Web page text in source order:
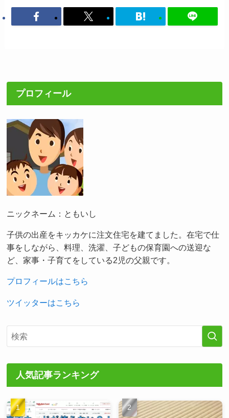
プロフィール
ニックネーム：ともいし
子供の出産をキッカケに注文住宅を建てました。在宅で仕
事をしながら、料理、洗濯、子どもの保育園への送迎な
ど、家事・子育てをしている2児の父親です。
プロフィールはこちら
ツイッターはこちら
人気記事ランキング